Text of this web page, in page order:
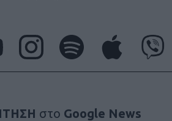
στο Google News